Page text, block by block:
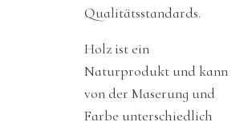
Qualitätsstandards.
Holz ist ein
Naturprodukt und kann
von der Maserung und
Farbe unterschiedlich